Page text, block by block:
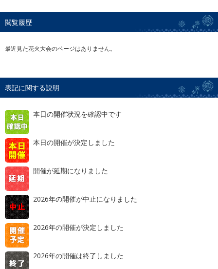
閲覧履歴
最近見た花火大会のページはありません。
表記に関する説明
本日の開催状況を確認中です
本日の開催が決定しました
開催が延期になりました
2026年の開催が中止になりました
2026年の開催が決定しました
2026年の開催は終了しました